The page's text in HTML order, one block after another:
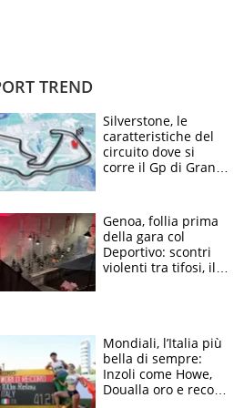
TREND
Silverstone, le
caratteristiche del
circuito dove si
corre il Gp di Gran
Genoa, follia prima
della gara col
Deportivo: scontri
violenti tra tifosi, il
Mondiali, l’Italia più
bella di sempre:
Inzoli come Howe,
Doualla oro e record